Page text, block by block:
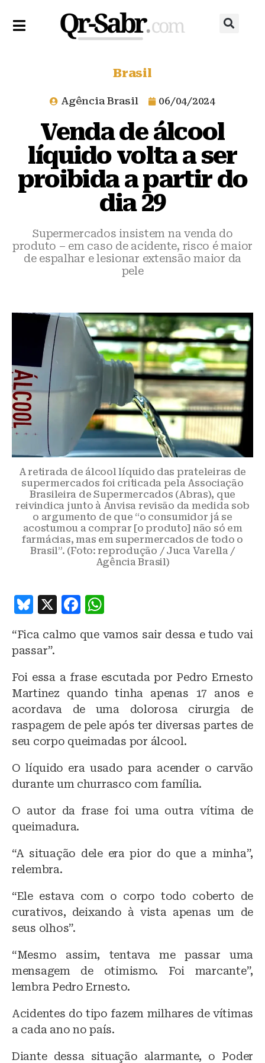
Brasil
Agência Brasil 06/04/2024
Venda de álcool
líquido volta a ser
proibida a partir do
dia 29
Supermercados insistem na venda do
produto – em caso de acidente, risco é maior
de espalhar e lesionar extensão maior da
pele
A retirada de álcool líquido das prateleiras de
supermercados foi criticada pela Associação
Brasileira de Supermercados (Abras), que
reivindica junto à Anvisa revisão da medida sob
o argumento de que “o consumidor já se
acostumou a comprar [o produto] não só em
farmácias, mas em supermercados de todo o
Brasil”. (Foto: reprodução / Juca Varella /
Agência Brasil)
B
e
s
k
y
X
F
c
b
o
o
k
at
A
p
p
“Fica calmo que vamos sair dessa e tudo vai
passar”.
Foi essa a frase escutada por Pedro Ernesto
Martinez quando tinha apenas 17 anos e
acordava de uma dolorosa cirurgia de
raspagem de pele após ter diversas partes de
seu corpo queimadas por álcool.
O líquido era usado para acender o carvão
durante um churrasco com família.
O autor da frase foi uma outra vítima de
queimadura.
“A situação dele era pior do que a minha”,
relembra.
“Ele estava com o corpo todo coberto de
curativos, deixando à vista apenas um de
seus olhos”.
“Mesmo assim, tentava me passar uma
mensagem de otimismo. Foi marcante”,
lembra Pedro Ernesto.
Acidentes do tipo fazem milhares de vítimas
a cada ano no país.
Diante dessa situação alarmante, o Poder